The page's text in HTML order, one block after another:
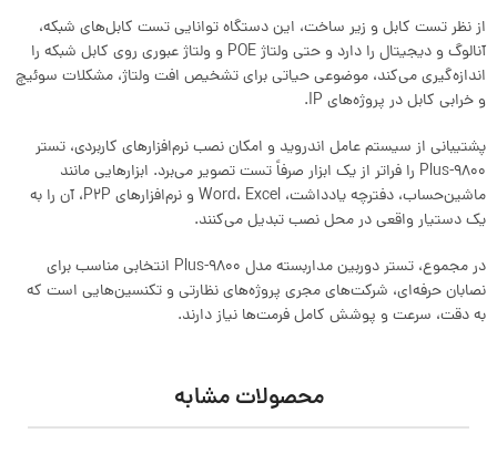
از نظر تست کابل و زیر ساخت، این دستگاه توانایی تست کابل‌های شبکه،
آنالوگ و دیجیتال را دارد و حتی ولتاژ POE و ولتاژ عبوری روی کابل شبکه را
اندازه‌گیری می‌کند، موضوعی حیاتی برای تشخیص افت ولتاژ، مشکلات سوئیچ
و خرابی کابل در پروژه‌های IP.
پشتیبانی از سیستم‌ عامل اندروید و امکان نصب نرم‌افزارهای کاربردی، تستر
9800-Plus را فراتر از یک ابزار صرفاً تست تصویر می‌برد. ابزارهایی مانند
ماشین‌حساب، دفترچه یادداشت، Word، Excel و نرم‌افزارهای P2P، آن را به
یک دستیار واقعی در محل نصب تبدیل می‌کنند.
در مجموع، تستر دوربین مداربسته مدل 9800-Plus انتخابی مناسب برای
نصابان حرفه‌ای، شرکت‌های مجری پروژه‌های نظارتی و تکنسین‌هایی است که
به دقت، سرعت و پوشش کامل فرمت‌ها نیاز دارند.
محصولات مشابه